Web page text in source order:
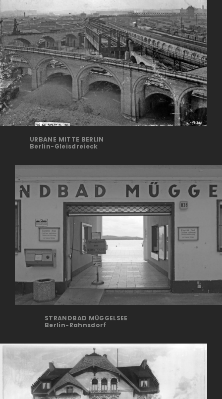
URBANE MITTE BERLIN
Berlin-Gleisdreieck
STRANDBAD MÜGGELSEE
Berlin-Rahnsdorf